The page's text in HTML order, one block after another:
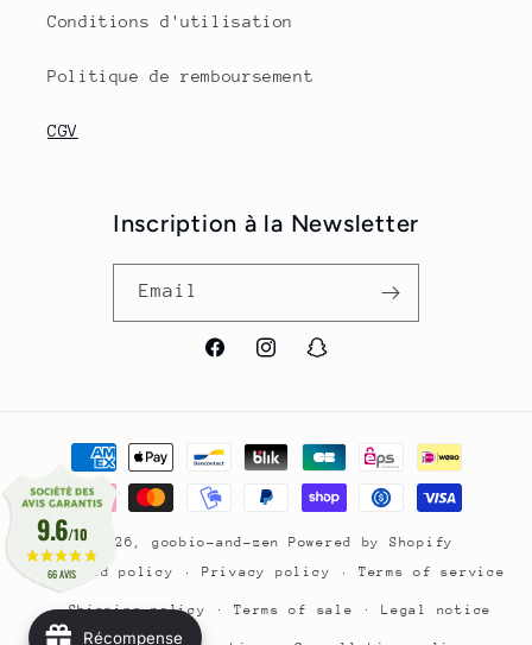
Conditions d'utilisation
Politique de remboursement
CGV
Inscription à la Newsletter
Email
FacebookInstagramSnapchat
Payment
methods
© 2026, goobio-and-zen
Powered by Shopify
Refund policy
Privacy policy Terms of service
Shipping policy Terms of sale Legal notice
Récompense
9.6/10
66 AVIS